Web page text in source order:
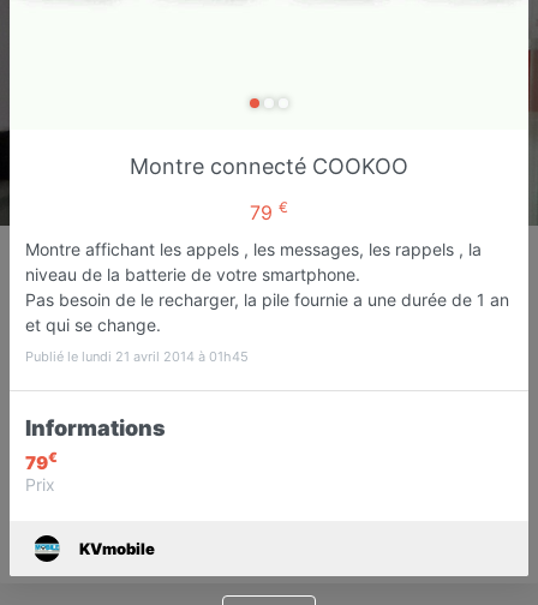
KVmobile
Vente de téléphone mobile
Amberieu-en-bugey
Ouvre dès 09:30
Montre connecté COOKOO
79 €
Montre affichant les appels , les messages, les rappels , la
niveau de la batterie de votre smartphone.
Pas besoin de le recharger, la pile fournie a une durée de 1 an
et qui se change.
Publié le lundi 21 avril 2014 à 01h45
Informations
79€
Prix
KVmobile